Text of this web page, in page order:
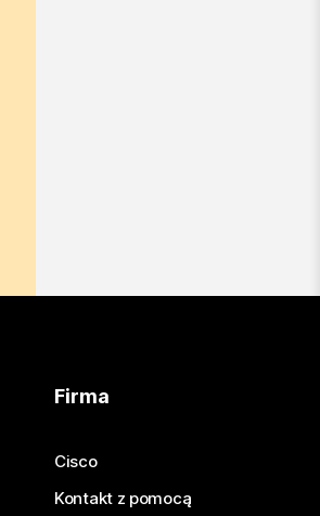
Firma
Cisco
Kontakt z pomocą